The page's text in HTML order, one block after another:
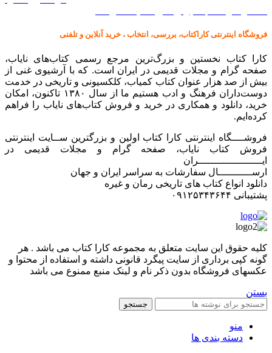
فروشگاه اینترنتی کاراکتاب، بررسی، انتخاب ، خرید آنلاین و تلفنی
کارا کتاب نخستین و بزرگ‌ترین مرجع رسمی کتاب‌های نایاب،
صفحه گرام و مجلات قدیمی در ایران است. که با آرشیوی غنی از
بیش از صد هزار عنوان کتاب کمیاب، کلکسیونی و تاریخی در خدمت
دوست‌داران فرهنگ و ادب هستیم ما از سال ۱۳۸۰ تاکنون، امکان
خرید، دانلود و همکاری در خرید و فروش کتاب‌های نایاب را فراهم
کرده‌ایم.
فروشــــگاه اینترنتی کارا کتاب اولین و بزرگترین ســایت اینترنتی
فروش کتاب نایاب، صفحه گرام و مجلات قدیمی در
ایـــــــــــــــــــــران
ارســـــــــــال سفارشات به سراسر ایران و جهان
دانلود انواع کتاب های تاریخی رمان و غیره
پشتیبانی ۰۹۱۲۵۳۴۳۶۴۴
کليه حقوق اين سايت متعلق به مجموعه کارا کتاب می باشد . هر
گونه کپی برداری از سایت پیگرد قانونی داشته و استفاده از محتوا و
عکسهای فروشگاه بدون ذکر نام و لینک منبع ممنوع می باشد
بستن
جستجو
منو
دسته بندی ها